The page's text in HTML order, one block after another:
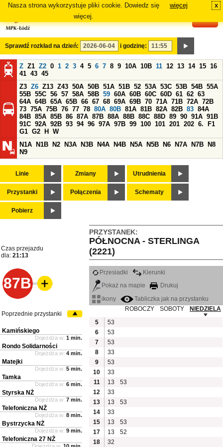
Nasza strona wykorzystuje pliki cookie. Dowiedz się
więcej.
więcej x
Sprawdź rozkład na dzień: i godzinę:
Z Z1 Z2 0 1 2 3 4 5 6 7 8 9 10A 10B 11 12 13 14 15 16
41 43 45
Z3 Z6 Z13 Z43 50A 50B 51A 51B 52 53A 53C 53B 54B 55A
55B 55C 56 57 58A 58B 59 60A 60B 60C 60D 61 62 63
64A 64B 65A 65B 66 67 68 69A 69B 70 71A 71B 72A 72B
73 75A 75B 76 77 78 80A 80B 81A 81B 82A 82B 83 84A
84B 85A 85B 86 87A 87B 88A 88B 88C 88D 89 90 91A 91B
91C 92A 92B 93 94 96 97A 97B 99 100 101 201 202 6.
F1
G1 G2 H
W
N1A
N1B N2 N3A N3B N4A N4B N5A N5B N6 N7A N7B
N8
N9
Linie Zmiany Utrudnienia
Przystanki Połączenia Schematy
Pobierz
PRZYSTANEK:
PÓŁNOCNA - STERLINGA
(2221)
Czas przejazdu
dla: 21:13
87B
Przesiadki
Kierunki
Pokaż na mapie
Drukuj
ikony
Tabliczka jak na przystanku
ROBOCZY
SOBOTY
NIEDZIELA
5
53
6
53
7
53
8
33
9
53
10
33
11
13
53
12
33
13
13
53
14
33
15
13
53
17
13
52
18
32
Poprzednie przystanki
Kamińskiego
Dojeżdża w: 1 min.
Rondo Solidarności
Dojeżdża w: 4 min.
Matejki
Dojeżdża w: 5 min.
Tamka
Dojeżdża w: 6 min.
Styrska NŻ
Dojeżdża w: 7 min.
Telefoniczna NŻ
Dojeżdża w: 8 min.
Bystrzycka NŻ
Dojeżdża w: 9 min.
Telefoniczna 27 NŻ